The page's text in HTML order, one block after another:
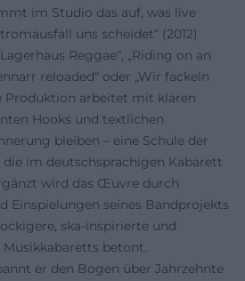
im Studio das auf, was live
uns scheidet“ (2012)
Reggae“, „Riding on an
reloaded“ oder „Wir fackeln
Produktion arbeitet mit klaren
Hooks und textlichen
bleiben – eine Schule der
im deutschsprachigen Kabarett
wird das Œuvre durch
Einspielungen seines Bandprojekts
ska-inspirierte und
Musikkabaretts betont.
er den Bogen über Jahrzehnte